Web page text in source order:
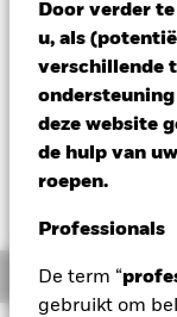
Door verder
u, als
verschillende
deze website
de hulp van
roepen.
Professionals
De term “
gebruikt om
GBP 10,88
Variatie 52wk: 9,60 -
Verandering NAV 1
GBP 0,02
Overzicht